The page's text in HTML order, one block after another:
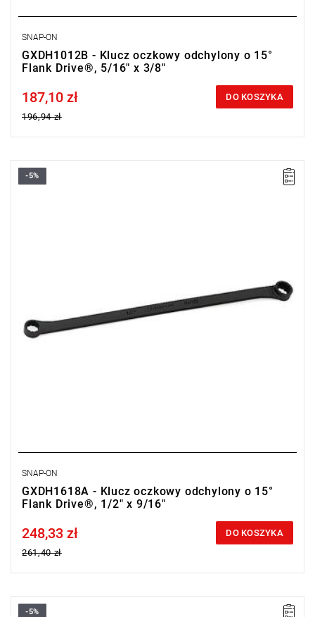
SNAP-ON
GXDH1012B - Klucz oczkowy odchylony o 15°
Flank Drive®, 5/16" x 3/8"
Price tax included
187,10 zł
196,94 zł
DO KOSZYKA
-5%
SNAP-ON
GXDH1618A - Klucz oczkowy odchylony o 15°
Flank Drive®, 1/2" x 9/16"
Price tax included
248,33 zł
261,40 zł
DO KOSZYKA
-5%